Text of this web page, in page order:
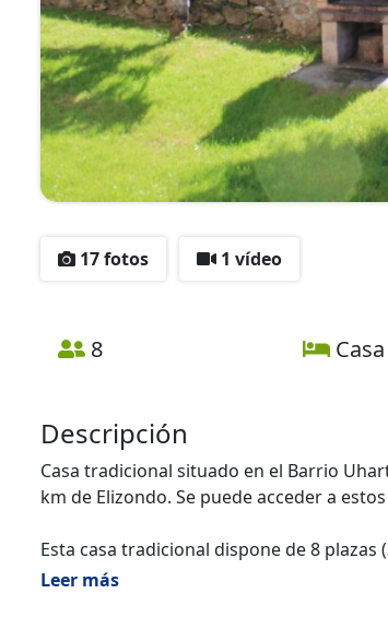
17 fotos 1 vídeo
8
Descripción
Casa tradicional situado en el Barrio
km de Elizondo. Se puede acceder a
Esta casa tradicional dispone de 8
lavavajillas y fuego bajo de leña. Dos
Leer más